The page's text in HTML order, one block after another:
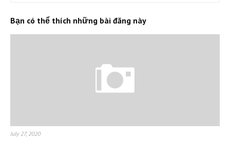
Bạn có thể thích những bài đăng này
July 27, 2020